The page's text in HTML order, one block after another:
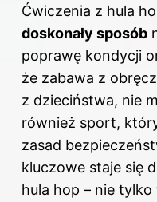
Ćwiczenia z hula
doskonały sposób
poprawę kondycji
że zabawa z
z dzieciństwa, nie
również sport,
zasad
kluczowe staje się
hula hop – nie